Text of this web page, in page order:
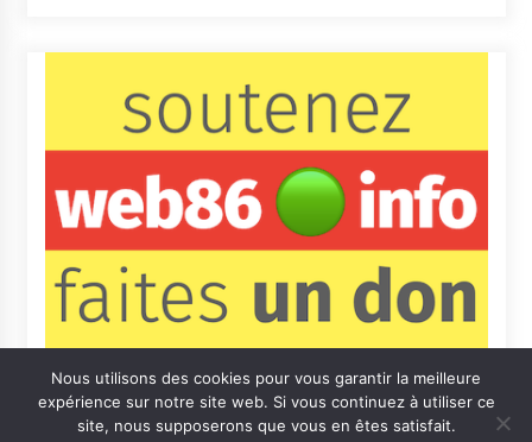
Nous utilisons des cookies pour vous garantir la meilleure
expérience sur notre site web. Si vous continuez à utiliser ce
site, nous supposerons que vous en êtes satisfait.